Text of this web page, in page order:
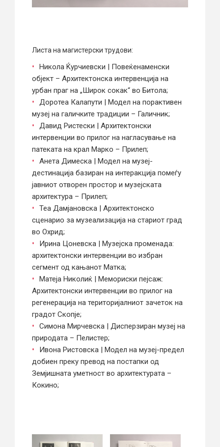
Листа на магистерски трудови:
Никола Ќурчиевски | Повеќенаменски
објект – Архитектонска интервенција на
урбан праг на „Широк сокак“ во Битола;
Доротеа Калапути | Модел на порактивен
музеј на галичките традиции – Галичник;
Давид Ристески | Архитектонски
интервенции во прилог на нагласување на
патеката на крал Марко – Прилеп;
Анета Димеска | Модел на музеј-
дестинација базиран на интеракција помеѓу
јавниот отворен простор и музејската
архитектура – Прилеп;
Теа Дамјановска | Архитектонско
сценарио за музеализација на стариот град
во Охрид;
Ирина Цоневска | Музејска променада:
архитектонски интервенции во избран
сегмент од кањанот Матка;
Матеја Николиќ | Мемориски пејсаж:
Архитектонски интервенции во прилог на
регенерација на територијалниот зачеток на
градот Скопје;
Симона Мирчевска | Дисперзиран музеј на
природата – Пелистер;
Ивона Ристовска | Модел на музеј-предел
добиен преку превод на постапки од
Земјишната уметност во архитектурата –
Кокино;